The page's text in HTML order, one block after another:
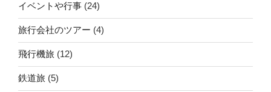
イベントや行事 (24)
旅行会社のツアー (4)
飛行機旅 (12)
鉄道旅 (5)